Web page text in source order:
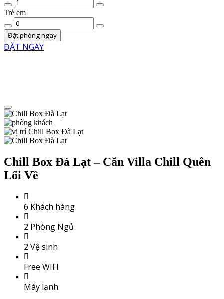
lượng
người
lớn
Trẻ em
trẻ
emĐặt phòng ngay
ĐẶT NGAY
Menu
Chill Box Đà Lạt – Căn Villa Chill Quên
Lối Về
6 Khách hàng
2 Phòng Ngủ
2 Vệ sinh
Free WIFI
Máy lạnh